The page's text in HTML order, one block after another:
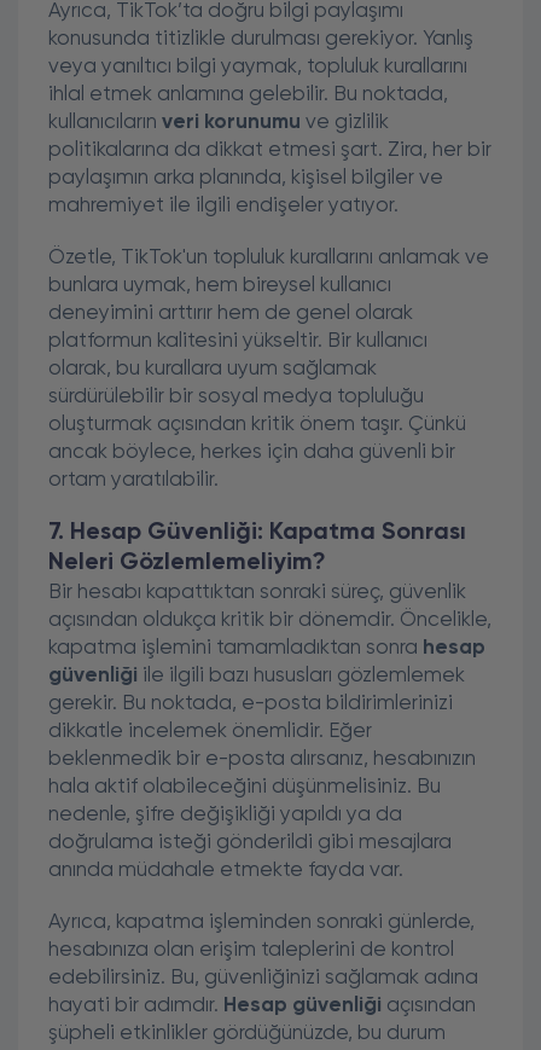
Ayrıca, TikTok’ta doğru bilgi paylaşımı
konusunda titizlikle durulması gerekiyor. Yanlış
veya yanıltıcı bilgi yaymak, topluluk kurallarını
ihlal etmek anlamına gelebilir. Bu noktada,
kullanıcıların veri korunumu ve gizlilik
politikalarına da dikkat etmesi şart. Zira, her bir
paylaşımın arka planında, kişisel bilgiler ve
mahremiyet ile ilgili endişeler yatıyor.
Özetle, TikTok'un topluluk kurallarını anlamak ve
bunlara uymak, hem bireysel kullanıcı
deneyimini arttırır hem de genel olarak
platformun kalitesini yükseltir. Bir kullanıcı
olarak, bu kurallara uyum sağlamak
sürdürülebilir bir sosyal medya topluluğu
oluşturmak açısından kritik önem taşır. Çünkü
ancak böylece, herkes için daha güvenli bir
ortam yaratılabilir.
7. Hesap Güvenliği: Kapatma Sonrası
Neleri Gözlemlemeliyim?
Bir hesabı kapattıktan sonraki süreç, güvenlik
açısından oldukça kritik bir dönemdir. Öncelikle,
kapatma işlemini tamamladıktan sonra hesap
güvenliği ile ilgili bazı hususları gözlemlemek
gerekir. Bu noktada, e-posta bildirimlerinizi
dikkatle incelemek önemlidir. Eğer
beklenmedik bir e-posta alırsanız, hesabınızın
hala aktif olabileceğini düşünmelisiniz. Bu
nedenle, şifre değişikliği yapıldı ya da
doğrulama isteği gönderildi gibi mesajlara
anında müdahale etmekte fayda var.
Ayrıca, kapatma işleminden sonraki günlerde,
hesabınıza olan erişim taleplerini de kontrol
edebilirsiniz. Bu, güvenliğinizi sağlamak adına
hayati bir adımdır. Hesap güvenliği açısından
şüpheli etkinlikler gördüğünüzde, bu durum